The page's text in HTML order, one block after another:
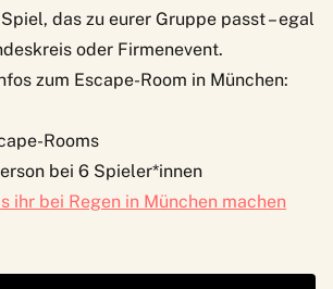
das zu eurer Gruppe passt – egal
oder Firmenevent.
zum Escape-Room in München:
Rooms
bei 6 Spieler*innen
ihr bei Regen in München machen